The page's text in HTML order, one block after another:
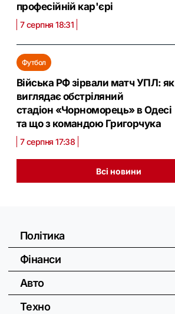
професійній кар'єрі
7 серпня 18:31
Футбол
Війська РФ зірвали матч УПЛ: як
виглядає обстріляний
стадіон «Чорноморець» в Одесі
та що з командою Григорчука
7 серпня 17:38
Всі новини
Політика
Фінанси
Авто
Техно